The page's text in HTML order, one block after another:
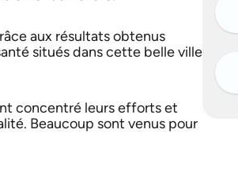
aux résultats obtenus
situés dans cette belle ville
concentré leurs efforts et
Beaucoup sont venus pour